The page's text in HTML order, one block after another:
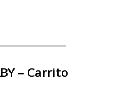
– Carrito